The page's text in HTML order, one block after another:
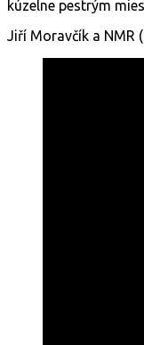
kúzelne pestrým
Jiří Moravčík a NMR